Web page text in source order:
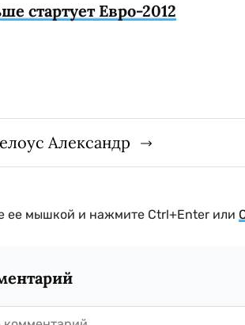
стартует Евро-2012
Александр
ее мышкой и нажмите Ctrl+Enter или